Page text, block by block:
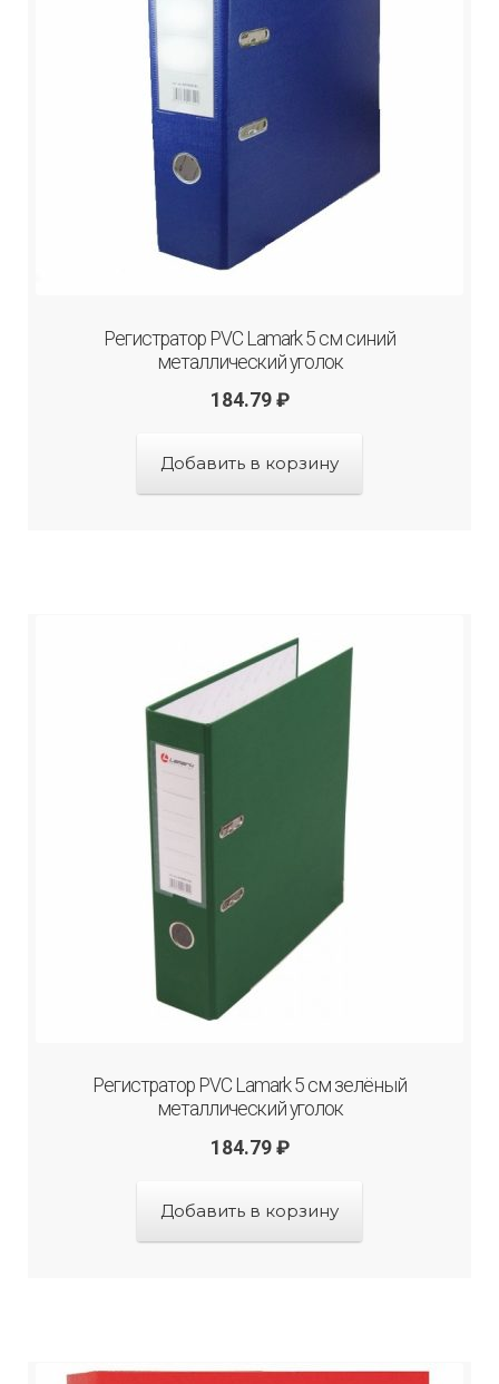
Регистратор PVC Lamark 5 см синий
металлический уголок
184.79 ₽
Добавить в корзину
Регистратор PVC Lamark 5 см зелёный
металлический уголок
184.79 ₽
Добавить в корзину